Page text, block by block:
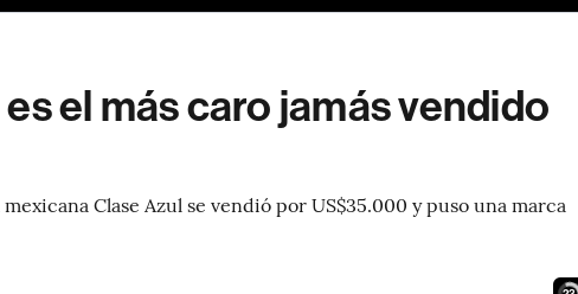
el más caro jamás vendido
Clase Azul se vendió por US$35.000 y puso una marca